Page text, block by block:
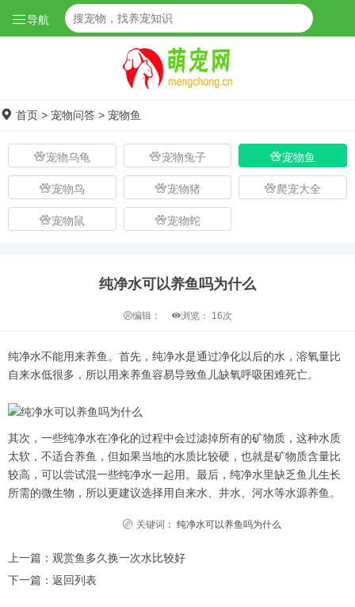
导航
首页 > 宠物问答 > 宠物鱼
宠物乌龟 宠物兔子 宠物鱼
宠物鸟 宠物猪 爬宠大全
宠物鼠 宠物蛇
纯净水可以养鱼吗为什么
编辑： 浏览： 16次
纯净水不能用来养鱼。首先，纯净水是通过净化以后的水，溶氧量比
自来水低很多，所以用来养鱼容易导致鱼儿缺氧呼吸困难死亡。
其次，一些纯净水在净化的过程中会过滤掉所有的矿物质，这种水质
太软，不适合养鱼，但如果当地的水质比较硬，也就是矿物质含量比
较高，可以尝试混一些纯净水一起用。最后，纯净水里缺乏鱼儿生长
所需的微生物，所以更建议选择用自来水、井水、河水等水源养鱼。
关键词： 纯净水可以养鱼吗为什么
上一篇： 观赏鱼多久换一次水比较好
下一篇： 返回列表